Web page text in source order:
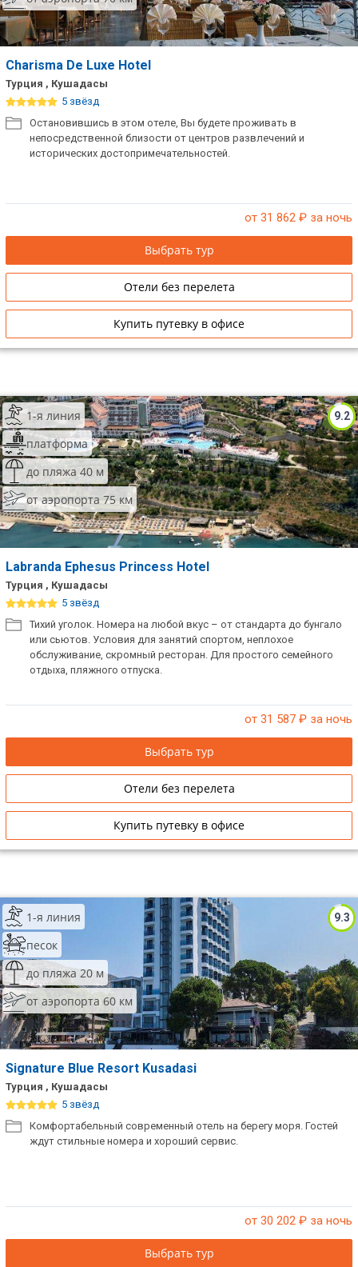
Charisma De Luxe Hotel
Турция , Кушадасы
5 звёзд
Остановившись в этом отеле, Вы будете проживать в
непосредственной близости от центров развлечений и
исторических достопримечательностей.
от 31 862 ₽ за ночь
Выбрать тур
Отели без перелета
Купить путевку в офисе
9.2
1-я линия
платформа
до пляжа 40 м
от аэропорта 75 км
Labranda Ephesus Princess Hotel
Турция , Кушадасы
5 звёзд
Тихий уголок. Номера на любой вкус – от стандарта до бунгало
или сьютов. Условия для занятий спортом, неплохое
обслуживание, скромный ресторан. Для простого семейного
отдыха, пляжного отпуска.
от 31 587 ₽ за ночь
Выбрать тур
Отели без перелета
Купить путевку в офисе
9.3
1-я линия
песок
до пляжа 20 м
от аэропорта 60 км
Signature Blue Resort Kusadasi
Турция , Кушадасы
5 звёзд
Комфортабельный современный отель на берегу моря. Гостей
ждут стильные номера и хороший сервис.
от 30 202 ₽ за ночь
Выбрать тур